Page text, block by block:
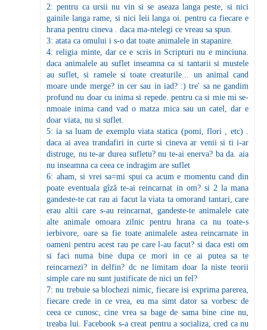
2: pentru ca ursii nu vin si se aseaza langa peste, si nici
gainile langa rame, si nici leii langa oi. pentru ca fiecare e
hrana pentru cineva . daca ma-ntelegi ce vreau sa spun.
3: atata ca omului i s-o dat toate animalele in stapanire.
4: religia minte, dar ce e scris in Scripturi nu e minciuna.
daca animalele au suflet inseamna ca si tantarii si mustele
au suflet, si ramele si toate creaturile... un animal cand
moare unde merge? in cer sau in iad? :) tre' sa ne gandim
profund nu doar cu inima si repede. pentru ca si mie mi se-
nmoaie inima cand vad o matza mica sau un catel, dar e
doar viata, nu si suflet.
5: ia sa luam de exemplu viata statica (pomi, flori , etc) .
daca ai avea trandafiri in curte si cineva ar venii si ti i-ar
distruge, nu te-ar durea sufletu? nu te-ai enerva? ba da. aia
nu inseamna ca ceea ce indragim are suflet
6: aham, si vrei sa=mi spui ca acum e momentu cand din
poate eventuala gîză te-ai reincarnat in om? si 2 la mana
gandeste-te cat rau ai facut la viata ta omorand tantari, care
erau altii care s-au reincarnat, gandeste-te animalele cate
alte animale omoara zilnic pentru hrana ca nu toate-s
ierbivore, oare sa fie toate animalele astea reincarnate in
oameni pentru acest rau pe care l-au facut? si daca esti om
si faci numa bine dupa ce mori in ce ai putea sa te
reincarnezi? in delfin? dc ne limitam doar la niste teorii
simple care nu sunt justificate de nici un fel?
7: nu trebuie sa blochezi nimic, fiecare isi exprima parerea,
fiecare crede in ce vrea, eu ma simt dator sa vorbesc de
ceea ce cunosc, cine vrea sa bage de sama bine cine nu,
treaba lui. Facebook s-a creat pentru a socializa, cred ca nu